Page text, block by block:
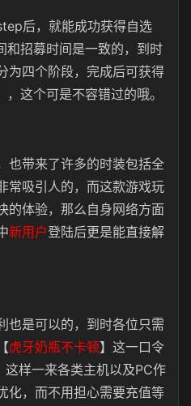
后，就能成功获得自选
和招募时间是一致的，到时
为四个阶段，完成后可获得
，这个可是不容错过的哦。
也带来了许多的时装包括全
常吸引人的，而这款游戏玩
的体验，那么自身网络方面
新用户登陆后更是能直接解
也是可以的，到时各位只需
虎牙奶瓶不卡顿】这一口令
这样一来各类主机以及PC作
化，而不用担心需要充值等